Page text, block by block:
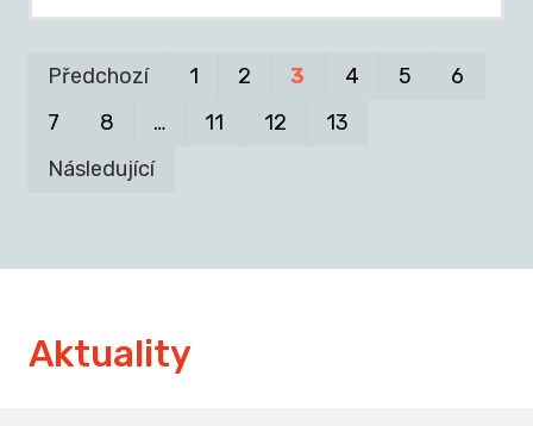
Předchozí 1 2 3 4 5
6
7
8 … 11 12
13
Následující
Aktuality